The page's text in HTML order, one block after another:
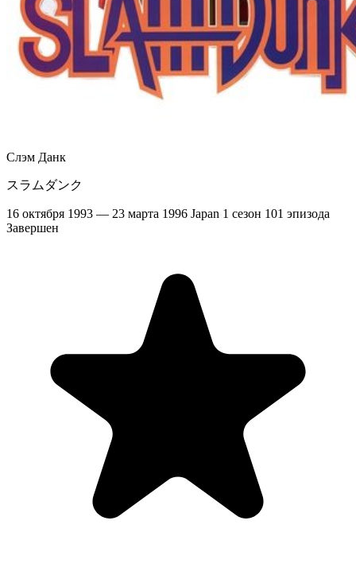
Слэм Данк
スラムダンク
16 октября 1993 — 23 марта 1996 Japan 1 сезон 101 эпизода
Завершен